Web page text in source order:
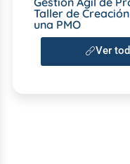
Taller de
una PMO
Ver